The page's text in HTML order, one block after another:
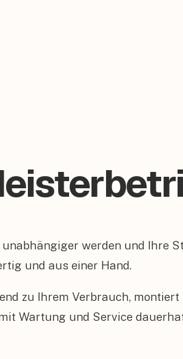
werden und Ihre
und aus einer Hand.
zu Ihrem Verbrauch,
Wartung und Service